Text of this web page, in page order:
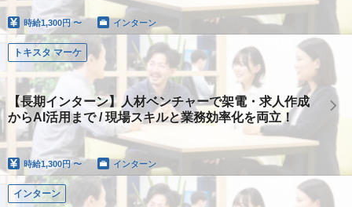
時給1,300円 〜 インターン
トキスタ マーケ
【長期インターン】人材ベンチャーで架電・求人作成
からAI活用まで / 現場スキルと業務効率化を両立！
時給1,300円 〜 インターン
インターン